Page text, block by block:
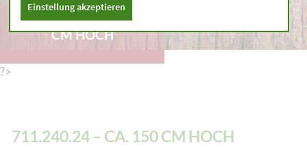
711.240.24 – CA. 150
CM HOCH
?>
711.240.24 – CA. 150 CM HOCH
Einstellung akzeptieren